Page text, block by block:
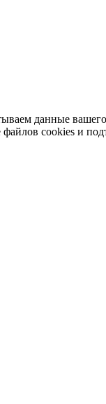
данные
cookies и